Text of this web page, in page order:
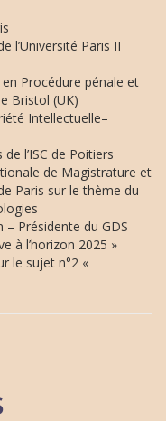
l’Université Paris II
Procédure pénale et
Bristol (UK)
Intellectuelle–
l’ISC de Poitiers
de Magistrature et
Paris sur le thème du
– Présidente du GDS
à l’horizon 2025 »
le sujet n°2 «